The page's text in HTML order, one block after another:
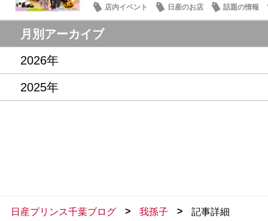
店内イベント 日産のお店 話題の情報
月別アーカイブ
2026年
2025年
日産プリンス千葉ブログ > 我孫子 > 記事詳細